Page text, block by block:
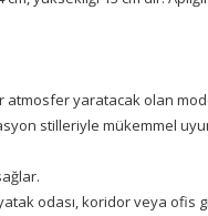
atmosfer yaratacak olan
stilleriyle mükemmel
odası, koridor veya ofis